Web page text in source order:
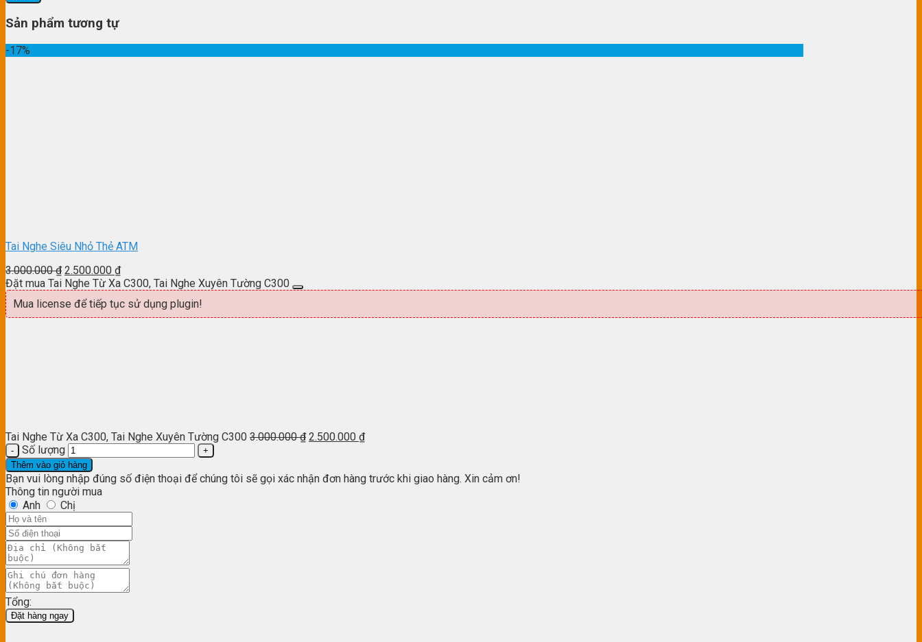
Sản phẩm tương tự
-17%
Tai Nghe Siêu Nhỏ Thẻ ATM
3.000.000₫ 2.500.000 ₫
Đặt mua Tai Nghe Từ Xa C300, Tai Nghe Xuyên Tường C300
Mua license để tiếp tục sử dụng plugin!
Tai Nghe Từ Xa C300, Tai Nghe Xuyên Tường C300 3.000.000₫ 2.500.000 ₫
Số lượng
Thêm vào giỏ hàng
Bạn vui lòng nhập đúng số điện thoại để chúng tôi sẽ gọi xác nhận đơn hàng trước khi giao hàng. Xin cảm ơn!
Thông tin người mua
Anh
Chị
Tổng:
Đặt hàng ngay